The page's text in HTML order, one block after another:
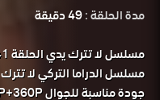
مدة الحلقة :49 دقيقة